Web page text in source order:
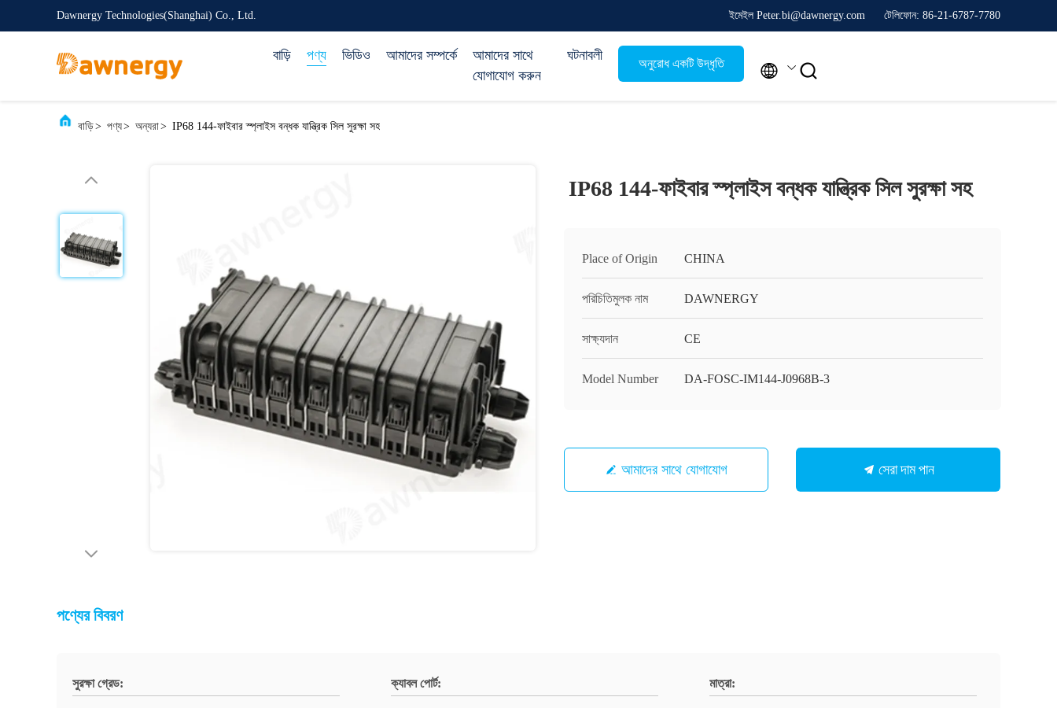
Dawnergy Technologies(Shanghai) Co., Ltd. ইমেইল Peter.bi@dawnergy.com টেলিফোন: 86-21-6787-7780
বাড়ি পণ্য ভিডিও আমাদের সম্পর্কে
আমাদের সাথে
যোগাযোগ করুন
ঘটনাবলী
অনুরোধ একটি উদ্ধৃতি  
বাড়ি> পণ্য> অন্যরা> IP68 144-ফাইবার স্প্লাইস বন্ধক যান্ত্রিক সিল সুরক্ষা সহ
IP68 144-ফাইবার স্প্লাইস বন্ধক যান্ত্রিক সিল সুরক্ষা সহ
Place of Origin CHINA
পরিচিতিমুলক নাম DAWNERGY
সাক্ষ্যদান CE
Model Number DA-FOSC-IM144-J0968B-3
আমাদের সাথে যোগাযোগ সেরা দাম পান
পণ্যের বিবরণ
সুরক্ষা গ্রেড: ক্যাবল পোর্ট: মাত্রা: